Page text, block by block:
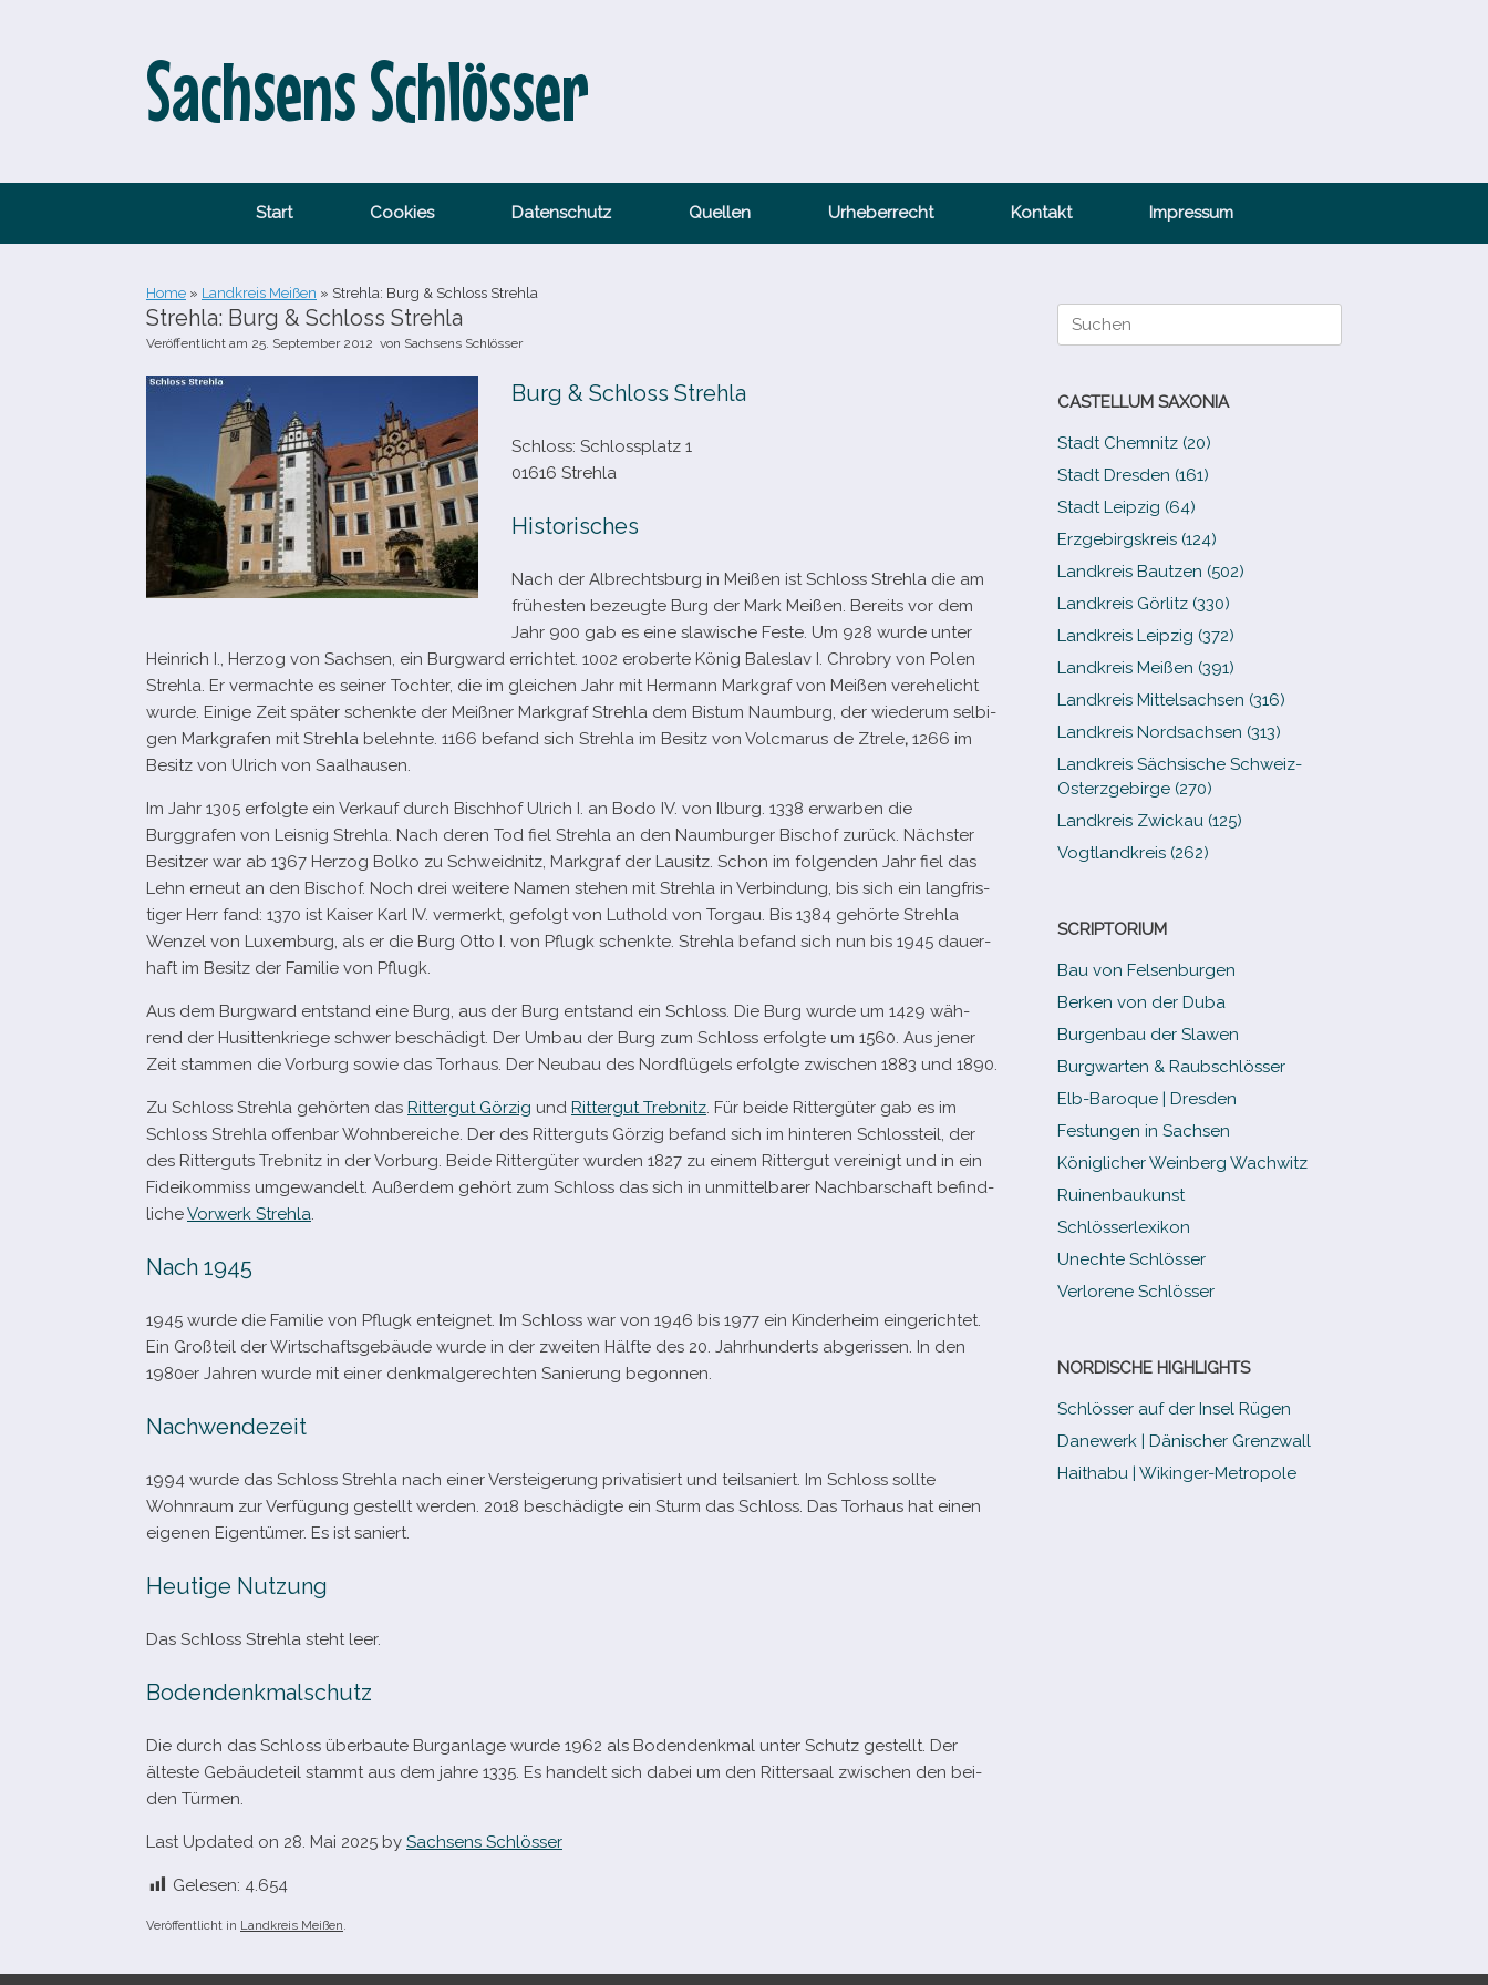
Sachsens Schlösser
Start Cookies Datenschutz Quellen Urheberrecht Kontakt Impressum
Home » Landkreis Meißen » Strehla: Burg & Schloss Strehla
Strehla: Burg & Schloss Strehla
Veröffentlicht am 25. September 2012 von Sachsens Schlösser
Burg & Schloss Strehla
Schloss: Schlossplatz 1
01616 Strehla
Historisches
Nach der Albrechtsburg in Meißen ist Schloss Strehla die am
frü­hes­ten bezeugte Burg der Mark Meißen. Bereits vor dem
Jahr 900 gab es eine sla­wi­sche Feste. Um 928 wurde unter
Heinrich I., Herzog von Sachsen, ein Burgward errich­tet. 1002 eroberte König Baleslav I. Chrobry von Polen
Strehla. Er ver­machte es sei­ner Tochter, die im glei­chen Jahr mit Hermann Markgraf von Meißen ver­ehe­licht
wurde. Einige Zeit spä­ter schenkte der Meißner Markgraf Strehla dem Bistum Naumburg, der wie­derum sel­bi­
gen Markgrafen mit Strehla belehnte. 1166 befand sich Strehla im Besitz von Volcmarus de Ztrele, 1266 im
Besitz von Ulrich von Saalhausen.
Im Jahr 1305 erfolgte ein Verkauf durch Bischhof Ulrich I. an Bodo IV. von Ilburg. 1338 erwar­ben die
Burggrafen von Leisnig Strehla. Nach deren Tod fiel Strehla an den Naumburger Bischof zurück. Nächster
Besitzer war ab 1367 Herzog Bolko zu Schweidnitz, Markgraf der Lausitz. Schon im fol­gen­den Jahr fiel das
Lehn erneut an den Bischof. Noch drei wei­tere Namen ste­hen mit Strehla in Verbindung, bis sich ein lang­fris­
ti­ger Herr fand: 1370 ist Kaiser Karl IV. ver­merkt, gefolgt von Luthold von Torgau. Bis 1384 gehörte Strehla
Wenzel von Luxemburg, als er die Burg Otto I. von Pflugk schenkte. Strehla befand sich nun bis 1945 dau­er­
haft im Besitz der Familie von Pflugk.
Aus dem Burgward ent­stand eine Burg, aus der Burg ent­stand ein Schloss. Die Burg wurde um 1429 wäh­
rend der Husittenkriege schwer beschä­digt. Der Umbau der Burg zum Schloss erfolgte um 1560. Aus jener
Zeit stam­men die Vorburg sowie das Torhaus. Der Neubau des Nordflügels erfolgte zwi­schen 1883 und 1890.
Zu Schloss Strehla gehör­ten das Rittergut Görzig und Rittergut Trebnitz. Für beide Rittergüter gab es im
Schloss Strehla offen­bar Wohnbereiche. Der des Ritterguts Görzig befand sich im hin­te­ren Schlossteil, der
des Ritterguts Trebnitz in der Vorburg. Beide Rittergüter wur­den 1827 zu einem Rittergut ver­ei­nigt und in ein
Fideikommiss umge­wan­delt. Außerdem gehört zum Schloss das sich in unmit­tel­ba­rer Nachbarschaft befind­
li­cheVorwerk Strehla.
Nach 1945
1945 wurde die Familie von Pflugk ent­eig­net. Im Schloss war von 1946 bis 1977 ein Kinderheim ein­ge­rich­tet.
Ein Großteil der Wirtschaftsgebäude wurde in der zwei­ten Hälfte des 20. Jahrhunderts abge­ris­sen. In den
1980er Jahren wurde mit einer denk­mal­ge­rech­ten Sanierung begonnen.
Nachwendezeit
1994 wurde das Schloss Strehla nach einer Versteigerung pri­va­ti­siert und teil­sa­niert. Im Schloss sollte
Wohnraum zur Verfügung gestellt wer­den. 2018 beschä­digte ein Sturm das Schloss. Das Torhaus hat einen
eige­nen Eigentümer. Es ist saniert.
Heutige Nutzung
Das Schloss Strehla steht leer.
Bodendenkmalschutz
Die durch das Schloss über­baute Burganlage wurde 1962 als Bodendenkmal unter Schutz gestellt. Der
älteste Gebäudeteil stammt aus dem jahre 1335. Es han­delt sich dabei um den Rittersaal zwi­schen den bei­
den Türmen.
Last Updated on 28. Mai 2025 by Sachsens Schlösser
Gelesen: 4.654
Veröffentlicht in Landkreis Meißen
Suche
nach:
CASTELLUM SAXONIA
Stadt Chemnitz (20)
Stadt Dresden (161)
Stadt Leipzig (64)
Erzgebirgskreis (124)
Landkreis Bautzen (502)
Landkreis Görlitz (330)
Landkreis Leipzig (372)
Landkreis Meißen (391)
Landkreis Mittelsachsen (316)
Landkreis Nordsachsen (313)
Landkreis Sächsische Schweiz-​
Osterzgebirge (270)
Landkreis Zwickau (125)
Vogtlandkreis (262)
SCRIPTORIUM
Bau von Felsenburgen
Berken von der Duba
Burgenbau der Slawen
Burgwarten & Raubschlösser
Elb-​Baroque | Dresden
Festungen in Sachsen
Königlicher Weinberg Wachwitz
Ruinenbaukunst
Schlösserlexikon
Unechte Schlösser
Verlorene Schlösser
NORDISCHE HIGHLIGHTS
Schlösser auf der Insel Rügen
Danewerk | Dänischer Grenzwall
Haithabu | Wikinger-Metropole